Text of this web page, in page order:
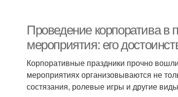
Проведение корпоратива
мероприятия: его
Корпоративные праздники прочно
мероприятиях организовываются не
состязания, ролевые игры и другие